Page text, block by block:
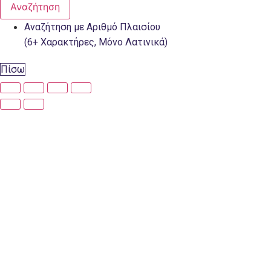
Αναζήτηση
Αναζήτηση με Αριθμό Πλαισίου
(6+ Χαρακτήρες, Μόνο Λατινικά)
Πίσω